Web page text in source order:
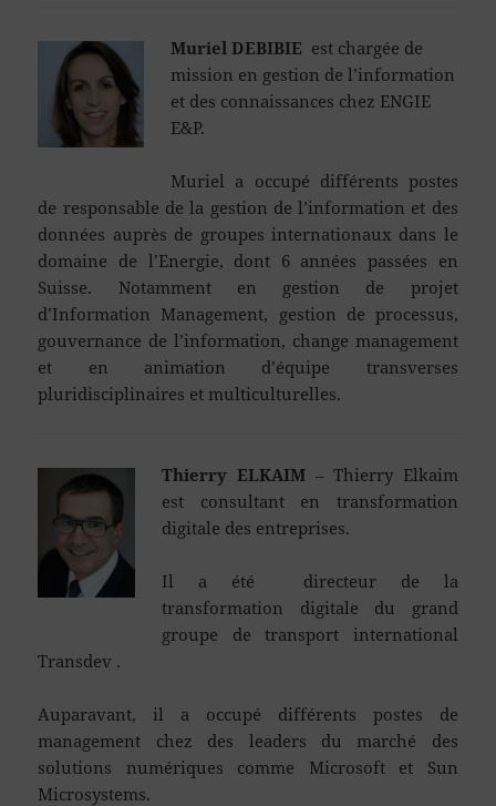
Muriel DEBIBIE est chargée de
mission en gestion de l’information
et des connaissances chez ENGIE
E&P.
Muriel a occupé différents postes
de responsable de la gestion de l’information et des
données auprès de groupes internationaux dans le
domaine de l’Energie, dont 6 années passées en
Suisse. Notamment en gestion de projet
d’Information Management, gestion de processus,
gouvernance de l’information, change management
et en animation d’équipe transverses
pluridisciplinaires et multiculturelles.
Thierry ELKAIM– Thierry Elkaim
est consultant en transformation
digitale des entreprises.
Il a été directeur de la
transformation digitale du grand
groupe de transport international
Transdev .
Auparavant, il a occupé différents postes de
management chez des leaders du marché des
solutions numériques comme Microsoft et Sun
Microsystems.